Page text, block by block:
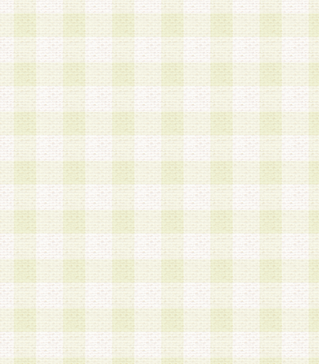
いかなる虚偽の申告をも行ってはならないものと
4.会員は、複数のログインＩＤおよびパスワード
いものとします。
第4条 ログインIDおよびパスワードの管理
1.会員は、会員登録後、本サイト内にて本サービ
加する際には、前条に基づき当社から付与された
スワードを使用するものとします。
2.登録の際に当社が付与したログインIDおよびパ
の使用に関しては、全て会員本人がその責任を負
3.会員は、当社から付与されたログインIDおよび
貸与、名義変更、売買その他形態を問わず第三者
ならないものとします。
4.当社は、会員によるログインIDおよびパスワー
盗用など第三者の利用に伴う損害の発生について
き事由の有無、その他原因の如何を問わず、一切
のとします。